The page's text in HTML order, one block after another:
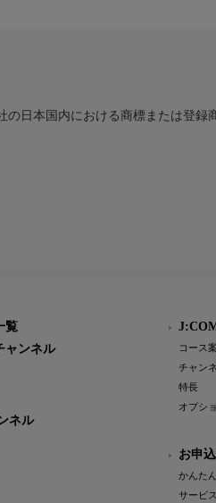
日本国内における商標または登録
覧
ャンネル
ネル
コース
チャン
特長
オプシ
お申
かんた
サービ